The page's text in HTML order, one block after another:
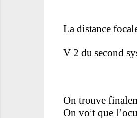
La distance
V 2 du second
On trouve
On voit que